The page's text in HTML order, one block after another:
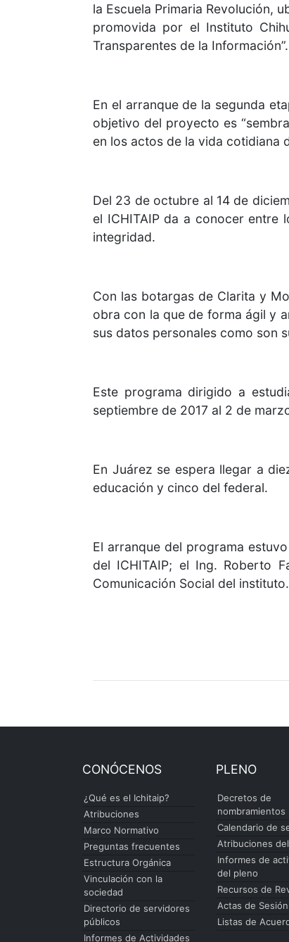
la Escuela Primaria Revolución,
promovida por el Instituto
Transparentes de la Información”.
En el arranque de la segunda
objetivo del proyecto es
en los actos de la vida cotidiana
Del 23 de octubre al 14 de
el ICHITAIP da a conocer entre
integridad.
Con las botargas de Clarita y
obra con la que de forma ágil y
sus datos personales como son
Este programa dirigido a
septiembre de 2017 al 2 de
En Juárez se espera llegar a
educación y cinco del federal.
El arranque del programa
del ICHITAIP; el Ing. Roberto
Comunicación Social del instituto.
CONÓCENOS
¿Qué es el Ichitaip?
Atribuciones
Marco Normativo
Preguntas frecuentes
Estructura Orgánica
Vinculación con la
sociedad
Directorio de servidores
públicos
Informes de Actividades
PLENO
Decretos de
nombramientos
Calendario de
Atribuciones
Informes de
del pleno
Recursos de
Actas de Sesión
Listas de